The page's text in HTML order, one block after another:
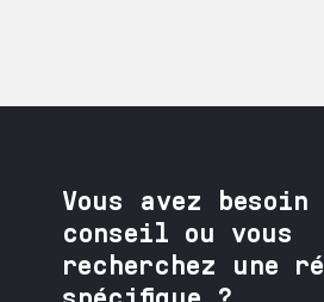
Vous avez besoin
conseil ou vous
recherchez une